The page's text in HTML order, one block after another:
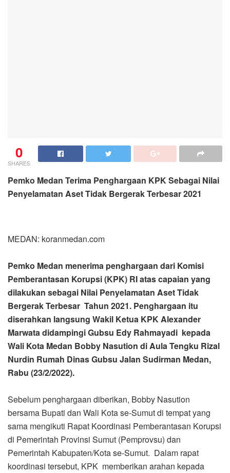
0
SHARES
Pemko Medan Terima Penghargaan KPK Sebagai Nilai
Penyelamatan Aset Tidak Bergerak Terbesar 2021
MEDAN: koranmedan.com
Pemko Medan menerima penghargaan dari Komisi
Pemberantasan Korupsi (KPK) RI atas capaian yang
dilakukan sebagai Nilai Penyelamatan Aset Tidak
Bergerak Terbesar Tahun 2021. Penghargaan itu
diserahkan langsung Wakil Ketua KPK Alexander
Marwata didampingi Gubsu Edy Rahmayadi kepada
Wali Kota Medan Bobby Nasution di Aula Tengku Rizal
Nurdin Rumah Dinas Gubsu Jalan Sudirman Medan,
Rabu (23/2/2022).
Sebelum penghargaan diberikan, Bobby Nasution
bersama Bupati dan Wali Kota se-Sumut di tempat yang
sama mengikuti Rapat Koordinasi Pemberantasan Korupsi
di Pemerintah Provinsi Sumut (Pemprovsu) dan
Pemerintah Kabupaten/Kota se-Sumut. Dalam rapat
koordinasi tersebut, KPK memberikan arahan kepada